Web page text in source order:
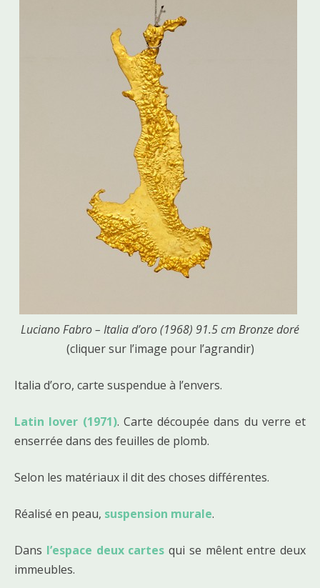
Luciano Fabro – Italia d’oro (1968) 91.5 cm Bronze doré
(cliquer sur l’image pour l’agrandir)
Italia d’oro, carte suspendue à l’envers.
Latin lover (1971). Carte découpée dans du verre et
enserrée dans des feuilles de plomb.
Selon les matériaux il dit des choses différentes.
Réalisé en peau, suspension murale.
Dans l’espace deux cartes qui se mêlent entre deux
immeubles.